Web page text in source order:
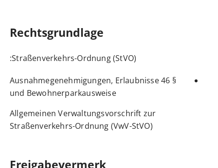
Rechtsgrundlage
Straßenverkehrs-Ordnung (StVO)
:
§ 46 Ausnahmegenehmigungen, Erlaubnisse
und Bewohnerparkausweise
Allgemeinen Verwaltungsvorschrift zur
Straßenverkehrs-Ordnung (VwV-StVO)
Freigabevermerk